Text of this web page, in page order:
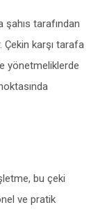
tarafından
Çekin karşı tarafa
yönetmeliklerde
bu çeki
ve pratik